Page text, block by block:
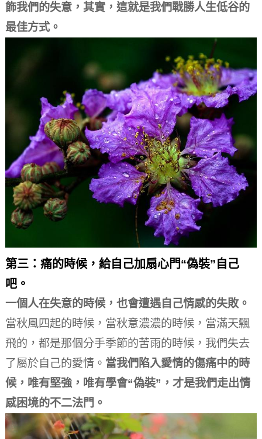
飾我們的失意，其實，這就是我們戰勝人生低谷的
最佳方式。
第三：痛的時候，給自己加扇心門“偽裝”自己
吧。
一個人在失意的時候，也會遭遇自己情感的失敗。
當秋風四起的時候，當秋意濃濃的時候，當滿天飄
飛的，都是那個分手季節的苦雨的時候，我們失去
了屬於自己的愛情。 當我們陷入愛情的傷痛中的時
候，唯有堅強，唯有學會“偽裝”，才是我們走出情
感困境的不二法門。